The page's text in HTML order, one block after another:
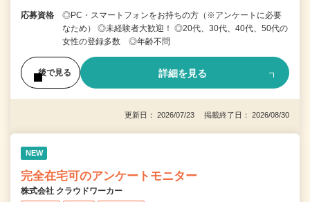
応募資格
◎PC・スマートフォンをお持ちの方（※アンケートに必要
なため） ◎未経験者大歓迎！ ◎20代、30代、40代、50代の
女性の登録多数 ◎年齢不問
後で見る 詳細を見る
更新日： 2026/07/23 掲載終了日： 2026/08/30
NEW
完全在宅可のアンケートモニター
株式会社 クラウドワーカー